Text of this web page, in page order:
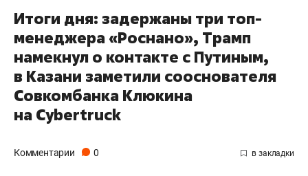
Итоги дня: задержаны три топ-
менеджера «Роснано», Трамп
намекнул о контакте с Путиным,
в Казани заметили сооснователя
Совкомбанка Клюкина
на Cybertruck
Комментарии 0